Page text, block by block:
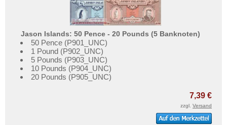
Jason Islands: 50 Pence - 20 Pounds (5 Banknoten)
50 Pence (P901_UNC)
1 Pound (P902_UNC)
5 Pounds (P903_UNC)
10 Pounds (P904_UNC)
20 Pounds (P905_UNC)
7,39 €
zzgl. Versand